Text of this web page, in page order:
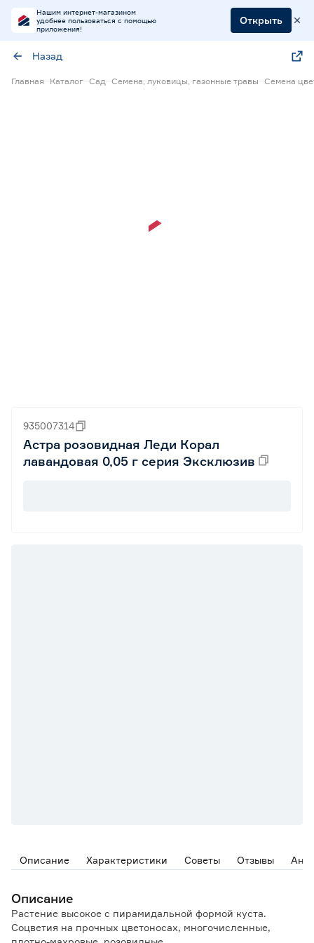
Нашим интернет-магазином
удобнее пользоваться с помощью
приложения!
Открыть
Назад
Главная Каталог Сад Семена, луковицы, газонные травы Семена
935007314
Астра розовидная Леди Корал
лавандовая 0,05 г серия Эксклюзив
Описание Характеристики Советы Отзывы
Описание
Растение высокое с пирамидальной формой куста.
Соцветия на прочных цветоносах, многочисленные,